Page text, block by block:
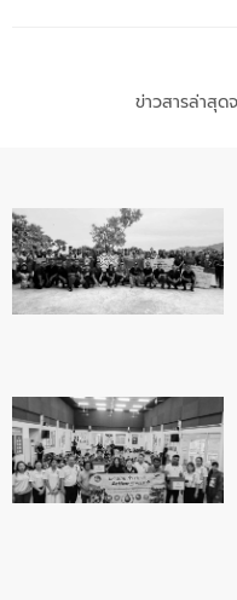
ข่าวสารล่าสุด